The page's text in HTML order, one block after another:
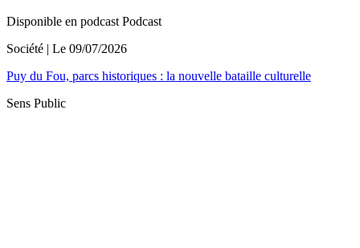
Disponible en podcast Podcast
Société | Le 09/07/2026
Puy du Fou, parcs historiques : la nouvelle bataille culturelle
Sens Public